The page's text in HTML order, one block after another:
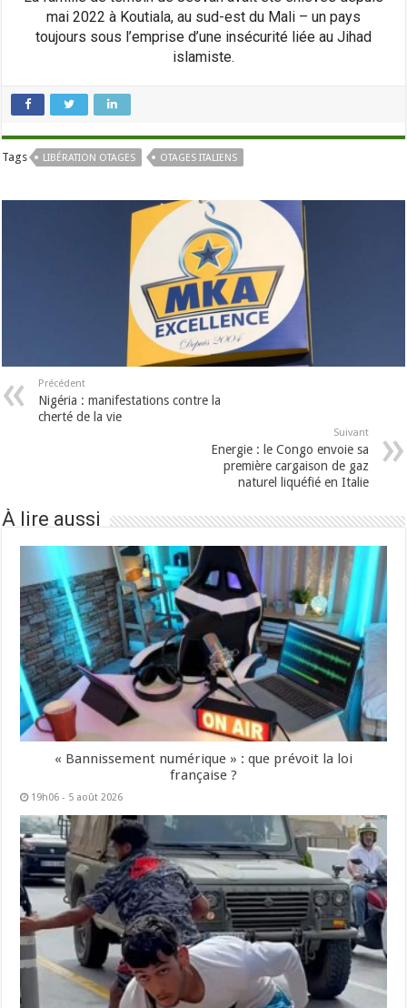
mai 2022 à Koutiala, au sud-est du Mali – un pays
toujours sous l’emprise d’une insécurité liée au Jihad
islamiste.
Tags LIBÉRATION OTAGES OTAGES ITALIENS
Précédent
Nigéria : manifestations contre la
cherté de la vie
Suivant
Energie : le Congo envoie sa
première cargaison de gaz
naturel liquéfié en Italie
À lire aussi
« Bannissement numérique » : que prévoit la loi
française ?
19h06 - 5 août 2026